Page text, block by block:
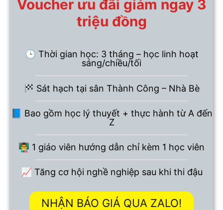
Voucher ưu đãi giảm ngay 3
triệu đồng
🕒 Thời gian học: 3 tháng – học linh hoạt
sáng/chiều/tối
Sát hạch tại sân Thành Công – Nhà Bè
📘 Bao gồm học lý thuyết + thực hành từ A đến
Z
👨‍🏫 1 giáo viên hướng dẫn chỉ kèm 1 học viên
📈 Tăng cơ hội nghề nghiệp sau khi thi đậu
NHẬN BÁO GIÁ QUA ZALO!